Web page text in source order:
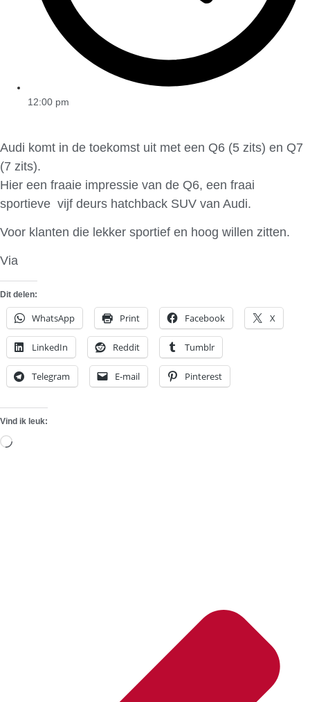
12:00 pm
Audi komt in de toekomst uit met een Q6 (5 zits) en Q7
(7 zits).
Hier een fraaie impressie van de Q6, een fraai
sportieve vijf deurs hatchback SUV van Audi.
Voor klanten die lekker sportief en hoog willen zitten.
Via
Dit delen:
WhatsApp Print Facebook X
LinkedIn Reddit Tumblr
Telegram E-mail Pinterest
Vind ik leuk:
Aan